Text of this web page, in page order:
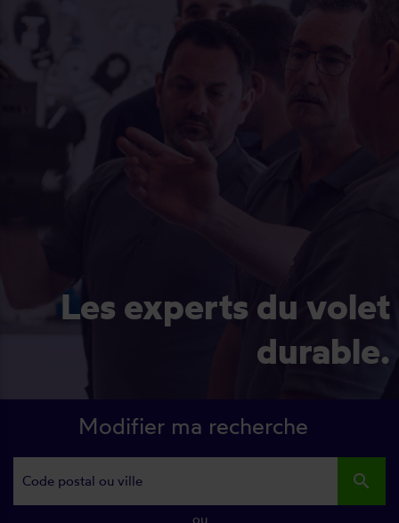
Les experts du volet
durable.
Modifier ma recherche
search
ou